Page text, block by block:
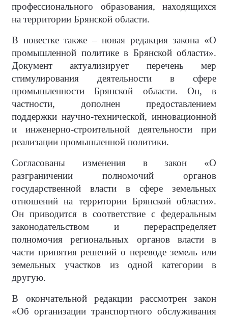
профессионального образования, находящихся
на территории Брянской области.
В повестке также – новая редакция закона «О
промышленной политике в Брянской области».
Документ актуализирует перечень мер
стимулирования деятельности в сфере
промышленности Брянской области. Он, в
частности, дополнен предоставлением
поддержки научно-технической, инновационной
и инженерно-строительной деятельности при
реализации промышленной политики.
Согласованы изменения в закон «О
разграничении полномочий органов
государственной власти в сфере земельных
отношений на территории Брянской области».
Он приводится в соответствие с федеральным
законодательством и перераспределяет
полномочия региональных органов власти в
части принятия решений о переводе земель или
земельных участков из одной категории в
другую.
В окончательной редакции рассмотрен закон
«Об организации транспортного обслуживания